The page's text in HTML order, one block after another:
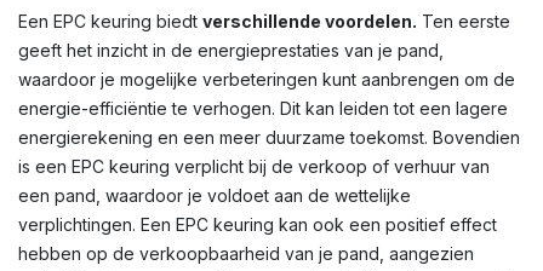
Een EPC keuring biedt verschillende voordelen. Ten eerste
geeft het inzicht in de energieprestaties van je pand,
waardoor je mogelijke verbeteringen kunt aanbrengen om de
energie-efficiëntie te verhogen. Dit kan leiden tot een lagere
energierekening en een meer duurzame toekomst. Bovendien
is een EPC keuring verplicht bij de verkoop of verhuur van
een pand, waardoor je voldoet aan de wettelijke
verplichtingen. Een EPC keuring kan ook een positief effect
hebben op de verkoopbaarheid van je pand, aangezien